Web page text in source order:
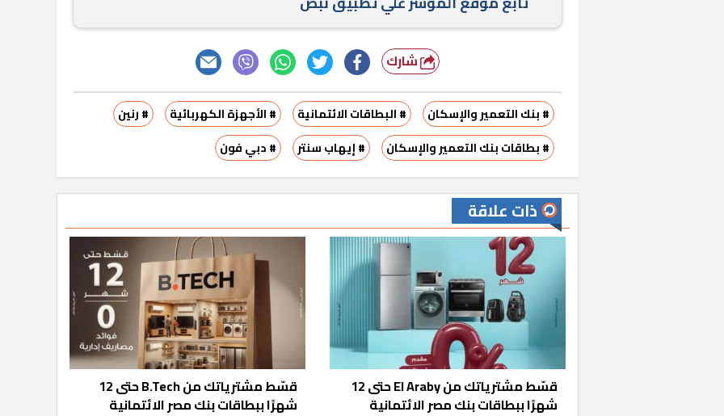
شارك
# بنك التعمير والإسكان # البطاقات الائتمانية # الأجهزة الكهربائية
# رنين
# بطاقات بنك التعمير والإسكان
# إيهاب سنتر # دبي فون
ذات علاقة
قسّط مشترياتك من El Araby حتى 12
شهرًا ببطاقات بنك مصر الائتمانية
قسّط مشترياتك من B.Tech حتى 12
شهرًا ببطاقات بنك مصر الائتمانية